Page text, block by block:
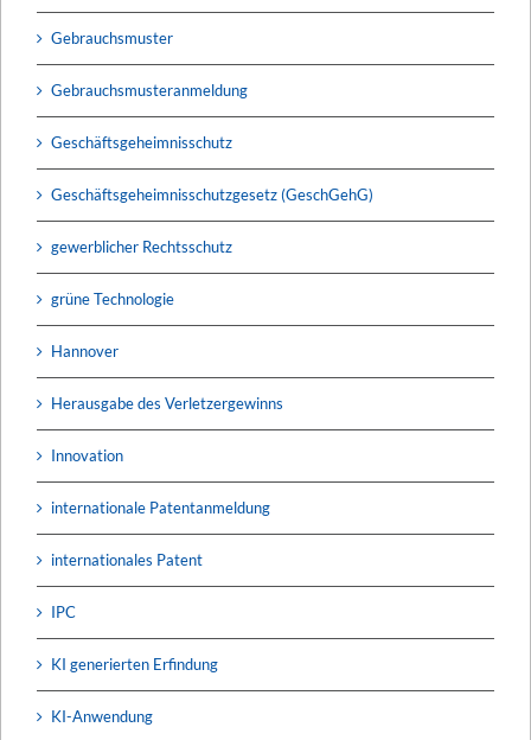
Gebrauchsmuster
Gebrauchsmusteranmeldung
Geschäftsgeheimnisschutz
Geschäftsgeheimnisschutzgesetz (GeschGehG)
gewerblicher Rechtsschutz
grüne Technologie
Hannover
Herausgabe des Verletzergewinns
Innovation
internationale Patentanmeldung
internationales Patent
IPC
KI generierten Erfindung
KI-Anwendung